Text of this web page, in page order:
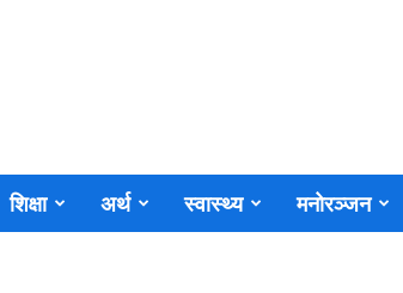
शिक्षा अर्थ स्वास्थ्य मनोरञ्जन